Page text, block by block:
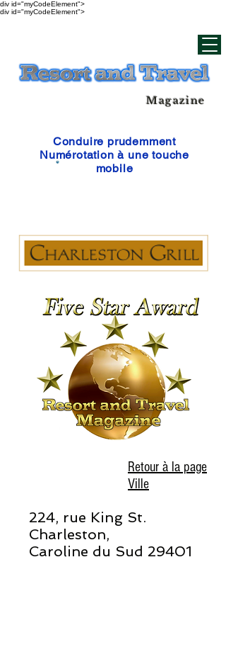
div id="myCodeElement">
div id="myCodeElement">
Magazine
Conduire prudemment
Numérotation à une touche
mobile
Retour à la page
Ville
224, rue King St.
Charleston,
Caroline du Sud 29401